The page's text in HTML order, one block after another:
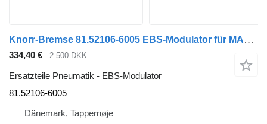
Knorr-Bremse 81.52106-6005 EBS-Modulator für MAN LKW
334,40 € 2.500 DKK
Ersatzteile Pneumatik - EBS-Modulator
81.52106-6005
Dänemark, Tappernøje